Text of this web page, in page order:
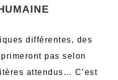
différentes, des
pas selon
attendus… C’est